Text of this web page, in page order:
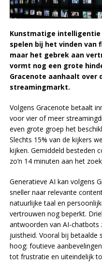
Kunstmatige intelligentie
spelen bij het vinden van
maar het gebrek aan
vormt nog een grote
Gracenote aanhaalt over
streamingmarkt.
Volgens Gracenote betaalt
voor vier of meer
even grote groep het
Slechts 15% van de kijkers
kijken. Gemiddeld besteden
zo’n 14 minuten aan het
Generatieve AI kan volgens
sneller naar relevante
natuurlijke taal en
vertrouwen nog beperkt.
antwoorden van AI-chatbots
juistheid. Vooral bij betaalde
hoog: foutieve
tot frustratie en uiteindelijk